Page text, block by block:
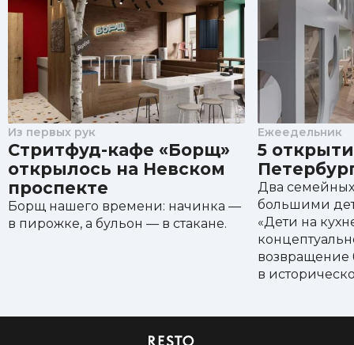
Из первых рук
Стритфуд-кафе «Борщ»
открылось на Невском
проспекте
Борщ нашего времени: начинка —
в пирожке, а бульон — в стакане.
Ежеедельник
5
Два семейных
большими
«Дети на
возвращение
в